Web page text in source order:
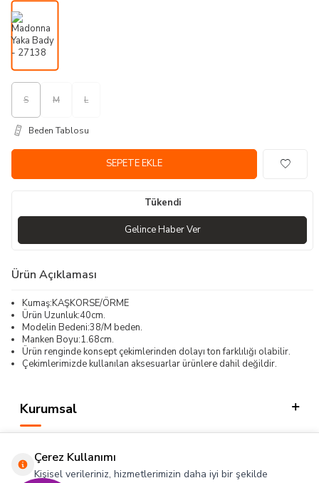
S M L
Beden Tablosu
SEPETE EKLE
Tükendi
Gelince Haber Ver
Ürün Açıklaması
Kumaş:KAŞKORSE/ÖRME
Ürün Uzunluk:40cm.
Modelin Bedeni:38/M beden.
Manken Boyu:1.68cm.
Ürün renginde konsept çekimlerinden dolayı ton farklılığı olabilir.
Çekimlerimizde kullanılan aksesuarlar ürünlere dahil değildir.
Kurumsal
Hızlı Erişim
Çerez Kullanımı
Kişisel verileriniz, hizmetlerimizin daha iyi bir şekilde